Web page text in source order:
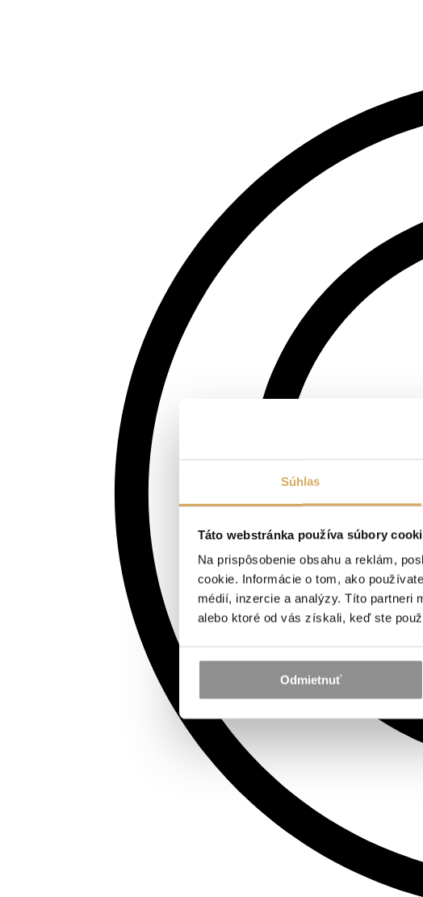
Súhlas
Táto webstránka používa súbory
Na prispôsobenie obsahu a reklám,
cookie. Informácie o tom, ako
médií, inzercie a analýzy. Títo partneri
alebo ktoré od vás získali, keď ste
Odmietnuť